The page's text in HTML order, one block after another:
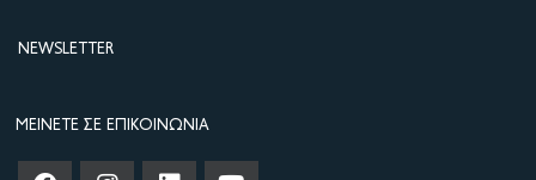
NEWSLETTER
ΜΕΊΝΕΤΕ ΣΕ ΕΠΙΚΟΙΝΩΝΊΑ